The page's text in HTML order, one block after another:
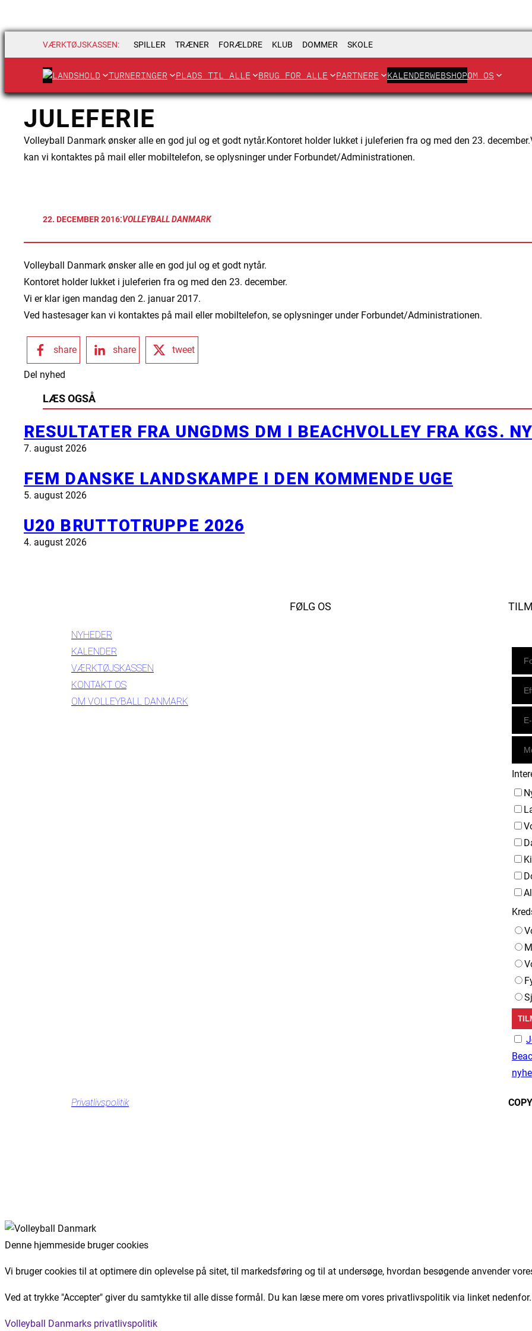
VÆRKTØJSKASSEN: SPILLER TRÆNER FORÆLDRE KLUB DOMMER SKOLE
LANDSHOLD TURNERINGER PLADS TIL ALLE BRUG FOR ALLE PARTNERE KALENDERWEBSHOPOM OS
JULEFERIE
Volleyball Danmark ønsker alle en god jul og et godt nytår.Kontoret holder lukket i juleferien fra og med den 23.
kan vi kontaktes på mail eller mobiltelefon, se oplysninger under Forbundet/Administrationen.
22. DECEMBER 2016:VOLLEYBALL DANMARK
Volleyball Danmark ønsker alle en god jul og et godt nytår.
Kontoret holder lukket i juleferien fra og med den 23. december.
Vi er klar igen mandag den 2. januar 2017.
Ved hastesager kan vi kontaktes på mail eller mobiltelefon, se oplysninger under Forbundet/Administrationen.
share share tweet
Del nyhed
LÆS OGSÅ
RESULTATER FRA UNGDMS DM I BEACHVOLLEY FRA KGS.
7. august 2026
FEM DANSKE LANDSKAMPE I DEN KOMMENDE UGE
5. august 2026
U20 BRUTTOTRUPPE 2026
4. august 2026
NYHEDER
KALENDER
VÆRKTØJSKASSEN
KONTAKT OS
OM VOLLEYBALL DANMARK
FØLG OS
Privatlivspolitik
Denne hjemmeside bruger cookies
Vi bruger cookies til at optimere din oplevelse på sitet, til markedsføring og til at undersøge, hvordan besøgende anvender
Ved at trykke "Accepter" giver du samtykke til alle disse formål. Du kan læse mere om vores privatlivspolitik via linket nedenfor.
Volleyball Danmarks privatlivspolitik